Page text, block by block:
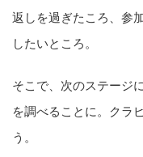
返しを過ぎたころ、参
したいところ。
そこで、次のステージ
を調べることに。クラ
う。